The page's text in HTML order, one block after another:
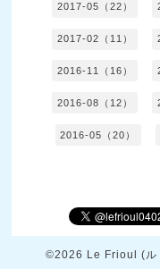
2017-05（22）
2017-02（11）
2016-11（16）
2016-08（12）
2016-05（20）
©2026 Le Frioul (